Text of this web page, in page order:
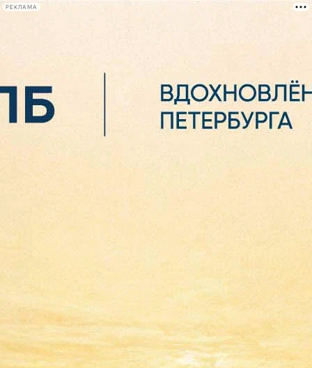
РЕКЛАМА
Сегодня:
Петербурженка Дарья Белова
стала "Открытием" Канн